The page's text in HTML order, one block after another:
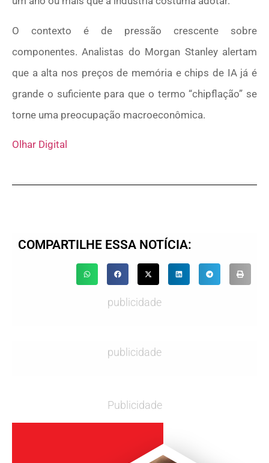
O contexto é de pressão crescente sobre
componentes. Analistas do Morgan Stanley alertam
que a alta nos preços de memória e chips de IA já é
grande o suficiente para que o termo “chipflação” se
torne uma preocupação macroeconômica.
Olhar Digital
COMPARTILHE ESSA NOTÍCIA:
publicidade
publicidade
Publicidade